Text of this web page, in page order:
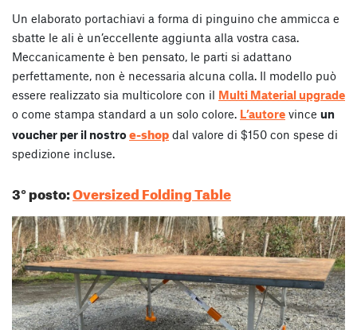
Un elaborato portachiavi a forma di pinguino che ammicca e
sbatte le ali è un’eccellente aggiunta alla vostra casa.
Meccanicamente è ben pensato, le parti si adattano
perfettamente, non è necessaria alcuna colla. Il modello può
essere realizzato sia multicolore con il Multi Material upgrade
o come stampa standard a un solo colore. L’autore vince un
voucher per il nostro e-shop dal valore di $150 con spese di
spedizione incluse.
3° posto:Oversized Folding Table